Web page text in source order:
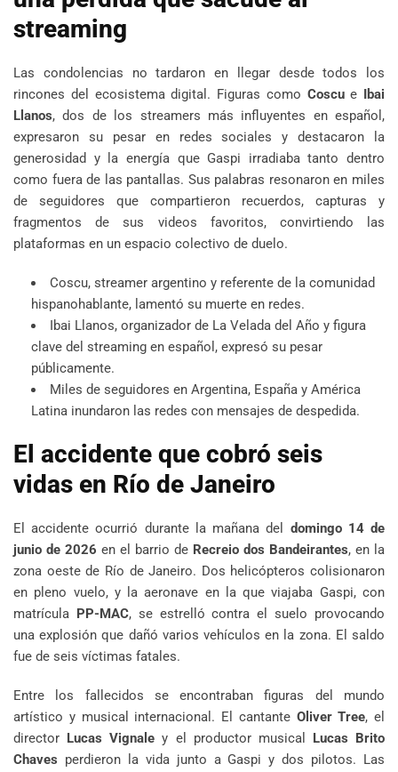
streaming
Las condolencias no tardaron en llegar desde todos los
rincones del ecosistema digital. Figuras como Coscue
Ibai
Llanos, dos de los streamers más influyentes en español,
expresaron su pesar en redes sociales y destacaron la
generosidad y la energía que Gaspi irradiaba tanto dentro
como fuera de las pantallas. Sus palabras resonaron en miles
de seguidores que compartieron recuerdos, capturas y
fragmentos de sus videos favoritos, convirtiendo las
plataformas en un espacio colectivo de duelo.
Coscu, streamer argentino y referente de la comunidad
hispanohablante, lamentó su muerte en redes.
Ibai Llanos, organizador de La Velada del Año y figura
clave del streaming en español, expresó su pesar
públicamente.
Miles de seguidores en Argentina, España y América
Latina inundaron las redes con mensajes de despedida.
El accidente que cobró seis
vidas en Río de Janeiro
El accidente ocurrió durante la mañana del domingo 14 de
junio de 2026 en el barrio de Recreio dos Bandeirantes, en la
zona oeste de Río de Janeiro. Dos helicópteros colisionaron
en pleno vuelo, y la aeronave en la que viajaba Gaspi, con
matrícula
PP-MAC, se estrelló contra el suelo provocando
una explosión que dañó varios vehículos en la zona. El saldo
fue de seis víctimas fatales.
Entre los fallecidos se encontraban figuras del mundo
artístico y musical internacional. El cantante Oliver Tree, el
director
Lucas Vignale y el productor musical
Lucas Brito
Chaves perdieron la vida junto a Gaspi y dos pilotos. Las